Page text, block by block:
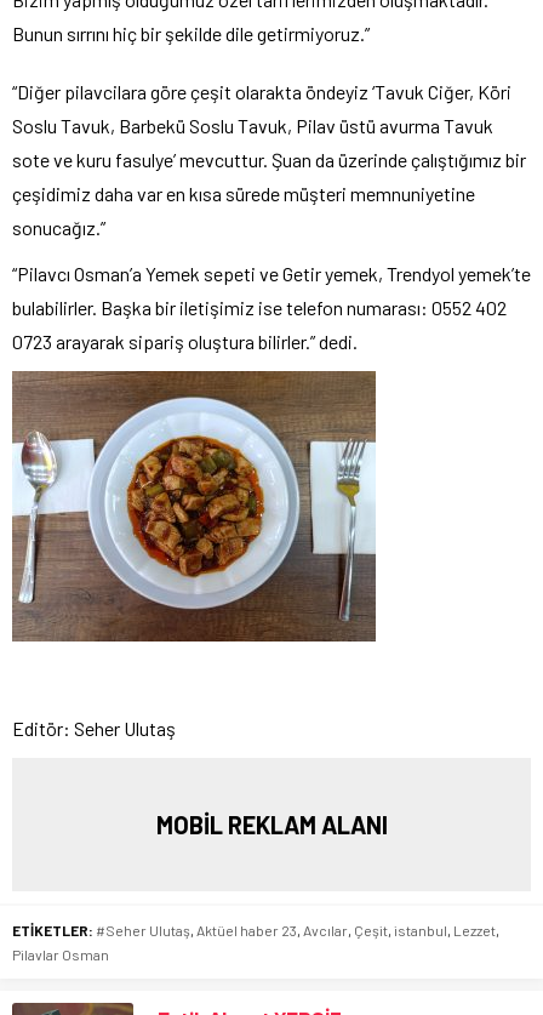
Bunun sırrını hiç bir şekilde dile getirmiyoruz.”
“Diğer pilavcilara göre çeşit olarakta öndeyiz ‘Tavuk Ciğer, Köri
Soslu Tavuk, Barbekü Soslu Tavuk, Pilav üstü avurma Tavuk
sote ve kuru fasulye’ mevcuttur. Şuan da üzerinde çalıştığımız bir
çeşidimiz daha var en kısa sürede müşteri memnuniyetine
sonucağız.”
“Pilavcı Osman’a Yemek sepeti ve Getir yemek, Trendyol yemek’te
bulabilirler. Başka bir iletişimiz ise telefon numarası: 0552 402
0723 arayarak sipariş oluştura bilirler.” dedi.
Editör: Seher Ulutaş
MOBİL REKLAM ALANI
ETİKETLER: #Seher Ulutaş Aktüel haber 23 Avcılar Çeşit istanbul Lezzet
Pilavlar Osman